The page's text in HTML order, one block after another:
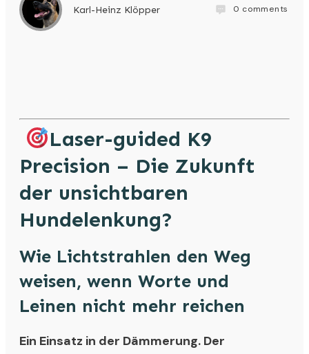
Karl-Heinz Klöpper 0 comments
Laser-guided K9
Precision – Die Zukunft
der unsichtbaren
Hundelenkung?
Wie Lichtstrahlen den Weg
weisen, wenn Worte und
Leinen nicht mehr reichen
Ein Einsatz in der Dämmerung. Der